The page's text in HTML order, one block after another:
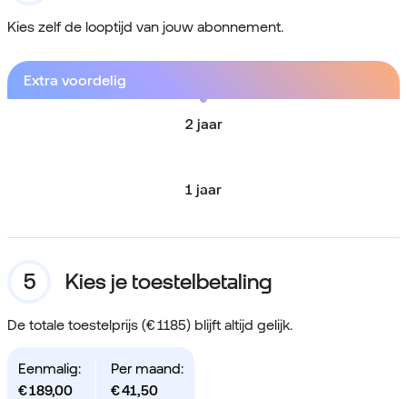
Kies zelf de looptijd van jouw abonnement.
Extra voordelig
2 jaar
1 jaar
Kies je toestelbetaling
De totale toestelprijs (€ 1185) blijft altijd gelijk.
Eenmalig:
€189,00
Per maand:
€41,50